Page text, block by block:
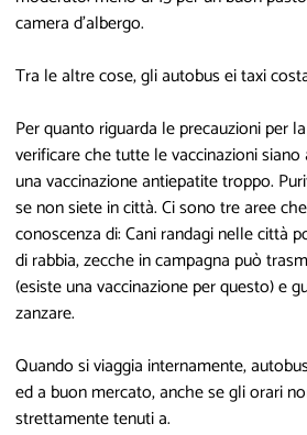
camera d'albergo.
Tra le altre cose, gli autobus ei taxi
Per quanto riguarda le precauzioni per
verificare che tutte le vaccinazioni
una vaccinazione antiepatite troppo.
se non siete in città. Ci sono tre aree
conoscenza di: Cani randagi nelle città
di rabbia, zecche in campagna può
(esiste una vaccinazione per questo) e
zanzare.
Quando si viaggia internamente,
ed a buon mercato, anche se gli orari
strettamente tenuti a.